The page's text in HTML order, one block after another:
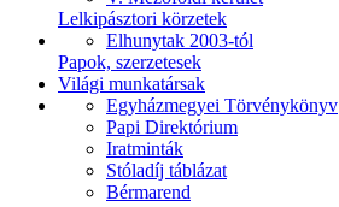
Lelkipásztori körzetek
Elhunytak 2003-tól
Papok, szerzetesek
Világi munkatársak
Egyházmegyei Törvénykönyv
Papi Direktórium
Iratminták
Stóladíj táblázat
Bérmarend